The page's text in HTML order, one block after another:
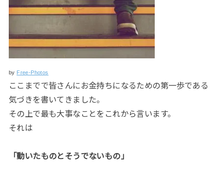
by Free-Photos
ここまでで皆さんにお金持ちになるための第一歩である
気づきを書いてきました。
その上で最も大事なことをこれから言います。
それは
「動いたものとそうでないもの」